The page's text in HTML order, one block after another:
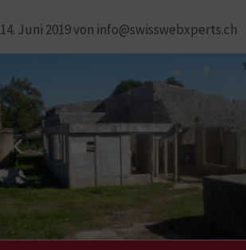
14. Juni 2019von info@swisswebxperts.ch